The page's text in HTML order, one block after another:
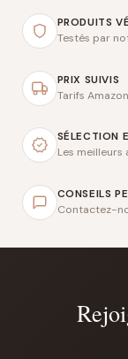
PRODUITS
Testés par
PRIX SUIVIS
Tarifs
SÉLECTION
Les meilleurs
CONSEILS
Contactez-